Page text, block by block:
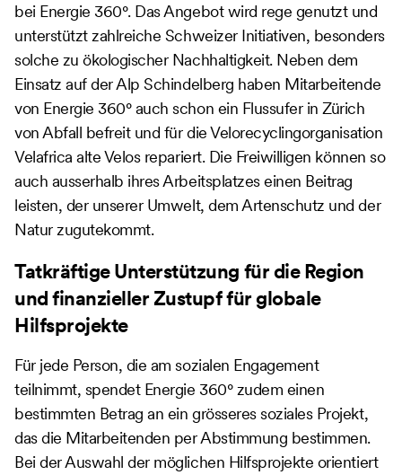
bei Energie 360°. Das Angebot wird rege genutzt und
unterstützt zahlreiche Schweizer Initiativen, besonders
solche zu ökologischer Nachhaltigkeit. Neben dem
Einsatz auf der Alp Schindelberg haben Mitarbeitende
von Energie 360° auch schon ein Flussufer in Zürich
von Abfall befreit und für die Velorecyclingorganisation
Velafrica alte Velos repariert. Die Freiwilligen können so
auch ausserhalb ihres Arbeitsplatzes einen Beitrag
leisten, der unserer Umwelt, dem Artenschutz und der
Natur zugutekommt.
Tatkräftige Unterstützung für die Region
und finanzieller Zustupf für globale
Hilfsprojekte
Für jede Person, die am sozialen Engagement
teilnimmt, spendet Energie 360° zudem einen
bestimmten Betrag an ein grösseres soziales Projekt,
das die Mitarbeitenden per Abstimmung bestimmen.
Bei der Auswahl der möglichen Hilfsprojekte orientiert